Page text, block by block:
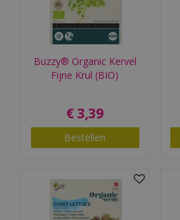
Buzzy® Organic Kervel
Fijne Krul (BIO)
€ 3,39
Bestellen